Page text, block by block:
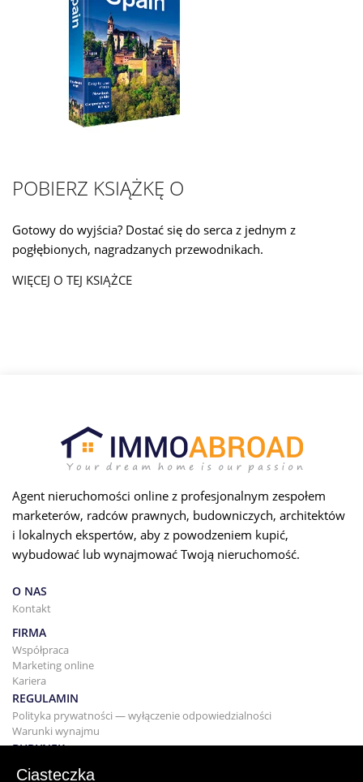
POBIERZ KSIĄŻKĘ O
Gotowy do wyjścia? Dostać się do serca z jednym z
pogłębionych, nagradzanych przewodnikach.
WIĘCEJ O TEJ KSIĄŻCE
Agent nieruchomości online z profesjonalnym zespołem
marketerów, radców prawnych, budowniczych, architektów
i lokalnych ekspertów, aby z powodzeniem kupić,
wybudować lub wynajmować Twoją nieruchomość.
O NAS
Kontakt
FIRMA
Współpraca
Marketing online
Kariera
REGULAMIN
Polityka prywatności — wyłączenie odpowiedzialności
Warunki wynajmu
BUDYNEK
Projektowanie
Ciasteczka